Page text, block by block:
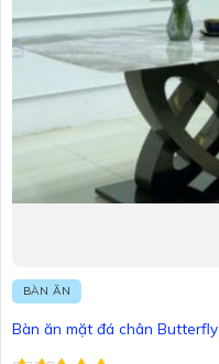
BÀN ĂN
Bàn ăn mặt đá chân Butterfly